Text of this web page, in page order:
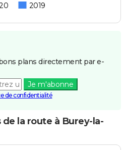
2019
plans directement par e-
Je m'abonne
de confidentialité
la route à Burey-la-